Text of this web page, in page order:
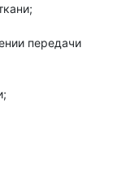
передачи